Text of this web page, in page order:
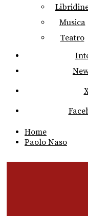
Musica
Teatro
Home
Paolo Naso